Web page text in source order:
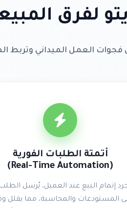
لفرق
العمل الميداني وتربط
أتمتة الطلبات الفورية
(Real-Time Automation)
إتمام البيع عند العميل، يُرسل
المستودعات والمحاسبة، مما يقلل